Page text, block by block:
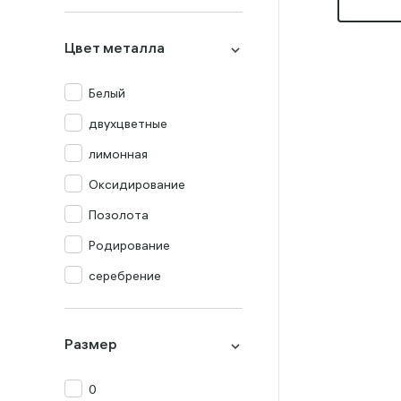
Перламутр
Празиолит
Прочие
Раух-топаз
Родолит
Рубин
Сапфир
Топаз
Хризолит
Цвет металла
Белый
двухцветные
лимонная
Оксидирование
Позолота
Родирование
серебрение
Размер
0